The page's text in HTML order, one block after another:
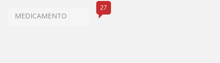
MEDICAMENTO
27